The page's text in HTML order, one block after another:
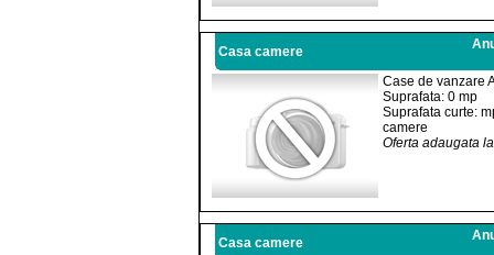
Casa camere
Case de vanzare
Suprafata: 0 mp
Suprafata curte:
camere
Oferta adaugata
Casa camere